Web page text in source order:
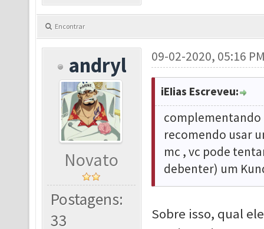
Encontrar
andryl
Novato
Postagens:
33
09-02-2020, 05:16
iEIias Escreveu:
complementando
recomendo usar
mc , vc pode
debenter) um
Sobre isso, qual